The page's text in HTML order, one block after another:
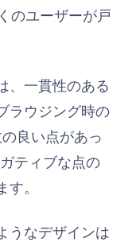
のユーザーが戸
、一貫性のある
ラウジング時の
良い点があっ
ティブな点の
。
うなデザインは